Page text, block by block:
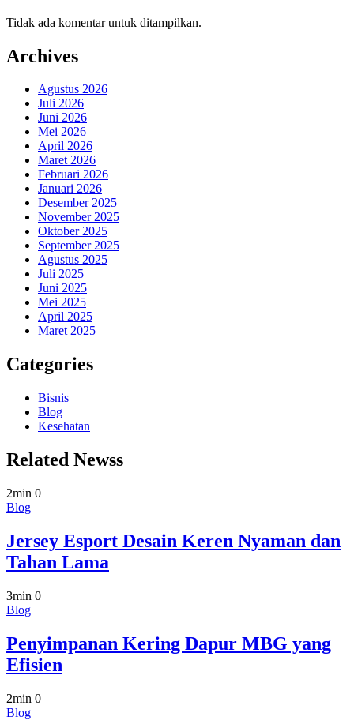
Tidak ada komentar untuk ditampilkan.
Archives
Agustus 2026
Juli 2026
Juni 2026
Mei 2026
April 2026
Maret 2026
Februari 2026
Januari 2026
Desember 2025
November 2025
Oktober 2025
September 2025
Agustus 2025
Juli 2025
Juni 2025
Mei 2025
April 2025
Maret 2025
Categories
Bisnis
Blog
Kesehatan
Related Newss
2min 0
Blog
Jersey Esport Desain Keren Nyaman dan
Tahan Lama
3min 0
Blog
Penyimpanan Kering Dapur MBG yang
Efisien
2min 0
Blog